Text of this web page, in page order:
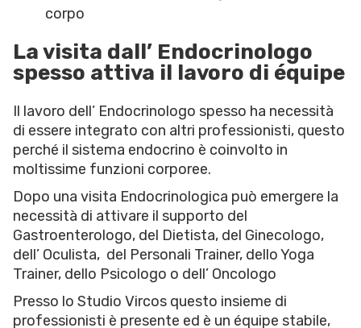
corpo
La visita dall’ Endocrinologo
spesso attiva il lavoro di équipe
Il lavoro dell’ Endocrinologo spesso ha necessità
di essere integrato con altri professionisti, questo
perché il sistema endocrino è coinvolto in
moltissime funzioni corporee.
Dopo una visita Endocrinologica può emergere la
necessità di attivare il supporto del
Gastroenterologo, del Dietista, del Ginecologo,
dell’ Oculista, del Personali Trainer, dello Yoga
Trainer, dello Psicologo o dell’ Oncologo
Presso lo Studio Vircos questo insieme di
professionisti è presente ed è un équipe stabile,